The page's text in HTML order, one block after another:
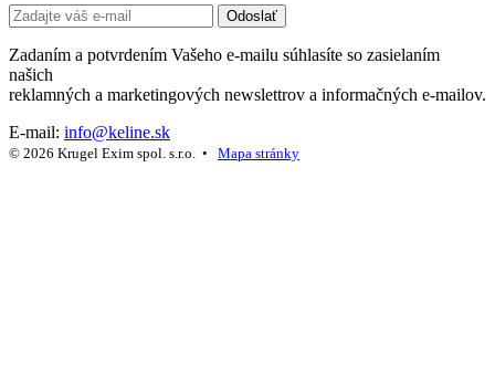
Odoslať
Zadaním a potvrdením Vašeho e-mailu súhlasíte so zasielaním
našich
reklamných a marketingových newslettrov a informačných e-mailov.
E-mail: info@keline.sk
© 2026 Krugel Exim spol. s.r.o. • Mapa stránky